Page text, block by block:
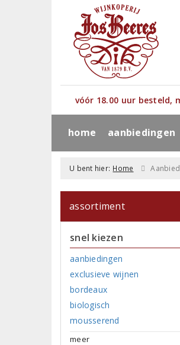
vóór 18.00 uur besteld,
home aanbiedingen
U bent hier: Home
assortiment
snel kiezen
aanbiedingen
exclusieve wijnen
bordeaux
biologisch
mousserend
meer